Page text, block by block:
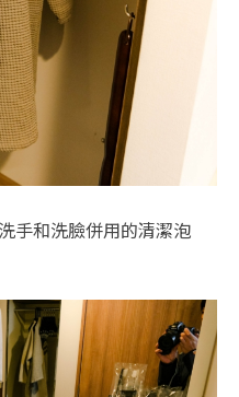
手和洗臉併用的清潔泡